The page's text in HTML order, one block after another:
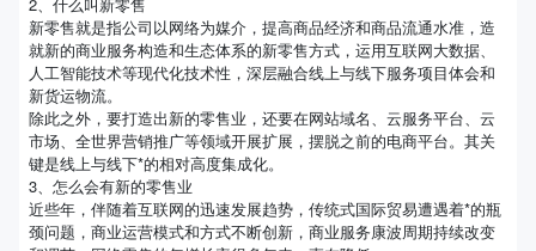
新零售就是指公司以网络为媒介，提高商品经济和商品流通水准，造
就新的商业服务构造和生态体系的新零售方式，运用互联网大数据、
人工智能技术等现代化技术性，深层融合线上与线下服务项目体会和
新货运物流。
除此之外，要打造出新的零售业，还要在网站域名、云服务平台、云
市场、全世界营销推广等领域开展扩展，摆脱之前的电商平台。其关
键是线上与线下*的相对高度集成化。
3、怎么会有新的零售业
近些年，伴随着互联网的迅速发展趋势，传统式国际贸易遭遇着*的瓶
颈问题，商业运营模式和方式不断创新，商业服务康波周期持续改变